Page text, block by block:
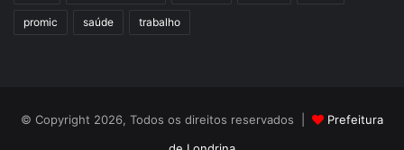
promic saúde trabalho
© Copyright 2026, Todos os direitos reservados |
Prefeitura